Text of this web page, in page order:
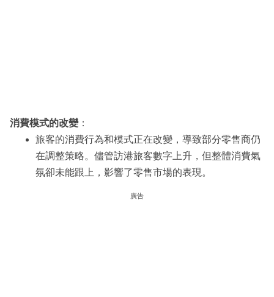
消費模式的改變：
旅客的消費行為和模式正在改變，導致部分零售商仍
在調整策略。儘管訪港旅客數字上升，但整體消費氣
氛卻未能跟上，影響了零售市場的表現。
廣告